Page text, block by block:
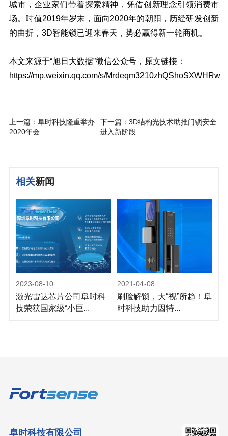
城市，企业家们带着探索精神，凭借创新理念引领消费市
场。时值2019年岁末，面向2020年的朝阳，历经研发创新
的曲折，3D智能锁已迎来春天，势必赢得新一轮商机。
本文来源于“旭日大数据”微信公众号，原文链接：
https://mp.weixin.qq.com/s/Mrdeqm3210zhQShoSXWHRw
上一篇：阜时科技隆重举办
2020年会
下一篇：3D结构光技术助推门锁安全
进入新阶段
相关新闻
2023-08-10
激光雷达芯片公司阜时科
技荣获国家级“小巨...
2021-04-08
刷脸解锁，大“视”所趋！阜
时科技助力因特...
阜时科技有限公司